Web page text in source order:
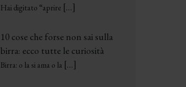
Hai digitato “aprire […]
10 cose che forse non sai sulla
birra: ecco tutte le curiosità
Birra: o la si ama o la […]